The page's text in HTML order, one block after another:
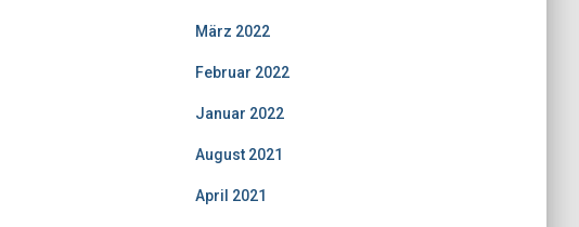
März 2022
Februar 2022
Januar 2022
August 2021
April 2021